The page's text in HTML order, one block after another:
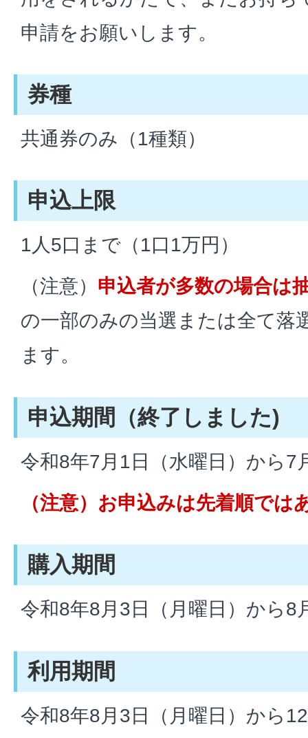
申請をお願いします。
券種
共通券のみ（1種類）
申込上限
1人5口まで（1口1万円）
（注意） 申込者が多数の場合は
の一部のみの当選または全て落
ます。
申込期間（終了しました)
令和8年7月1日（水曜日）から7
（注意）お申込みは先着順では
購入期間
令和8年8月3日（月曜日）から8
利用期間
令和8年8月3日（月曜日）から